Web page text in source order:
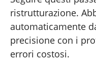
ristrutturazione.
automaticamente
precisione con i
errori costosi.